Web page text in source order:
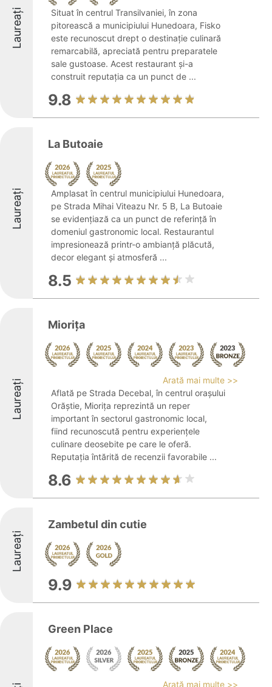
Laureați
Situat în centrul Transilvaniei, în zona
pitorească a municipiului Hunedoara, Fisko
este recunoscut drept o destinație culinară
remarcabilă, apreciată pentru preparatele
sale gustoase. Acest restaurant și-a
construit reputația ca un punct de ...
9.8
Laureați
La Butoaie
Amplasat în centrul municipiului Hunedoara,
pe Strada Mihai Viteazu Nr. 5 B, La Butoaie
se evidențiază ca un punct de referință în
domeniul gastronomic local. Restaurantul
impresionează printr-o ambianță plăcută,
decor elegant și atmosferă ...
8.5
Laureați
Mioriţa
Arată mai multe >>
Aflată pe Strada Decebal, în centrul orașului
Orăștie, Miorița reprezintă un reper
important în sectorul gastronomic local,
fiind recunoscută pentru experiențele
culinare deosebite pe care le oferă.
Reputația întărită de recenzii favorabile ...
8.6
Laureați
Zambetul din cutie
9.9
Green Place
Arată mai multe >>